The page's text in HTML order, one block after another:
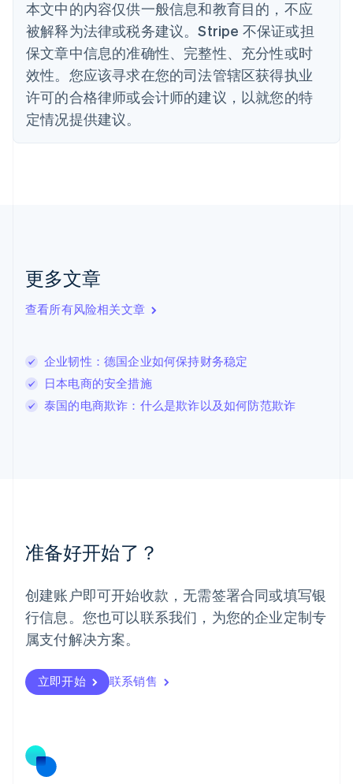
本文中的内容仅供一般信息和教育目的，不应
被解释为法律或税务建议。Stripe 不保证或担
保文章中信息的准确性、完整性、充分性或时
效性。您应该寻求在您的司法管辖区获得执业
许可的合格律师或会计师的建议，以就您的特
定情况提供建议。
更多文章
查看所有风险相关文章
企业韧性：德国企业如何保持财务稳定
日本电商的安全措施
泰国的电商欺诈：什么是欺诈以及如何防范欺诈
准备好开始了？
创建账户即可开始收款，无需签署合同或填写银
行信息。您也可以联系我们，为您的企业定制专
属支付解决方案。
立即开始 联系销售
丹麦
德国
DeutschEnglish
法国
FrançaisEnglish
芬兰
EnglishSvenska
English
English
卢森堡
罗马尼亚
English
挪威
葡萄牙
Português English
日本
日本語English
瑞典
瑞士
DeutschFrançais
English
斯洛文尼亚